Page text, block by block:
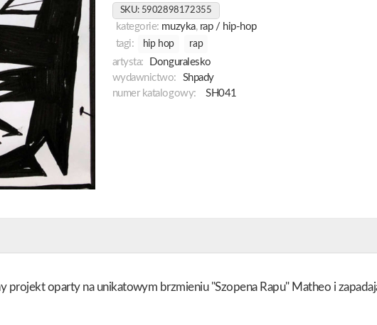
Pro-
Tony
SKU: 5902898172355
kategorie: muzyka, rap / hip-hop
tagi:
hip hop rap
artysta:
Donguralesko
wydawnictwo:
Shpady
numer katalogowy:
SH041
projekt oparty na unikatowym brzmieniu "Szopena Rapu" Matheo i